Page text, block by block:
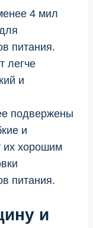
4 мил
питания.
легче
и
подвержены
и
их хорошим
питания.
и